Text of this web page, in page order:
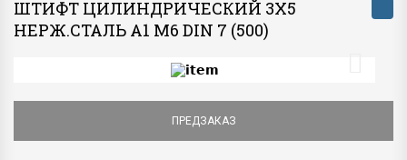
ШТИФТ ЦИЛИНДРИЧЕСКИЙ 3Х5
НЕРЖ.СТАЛЬ A1 M6 DIN 7 (500)
ПРЕДЗАКАЗ